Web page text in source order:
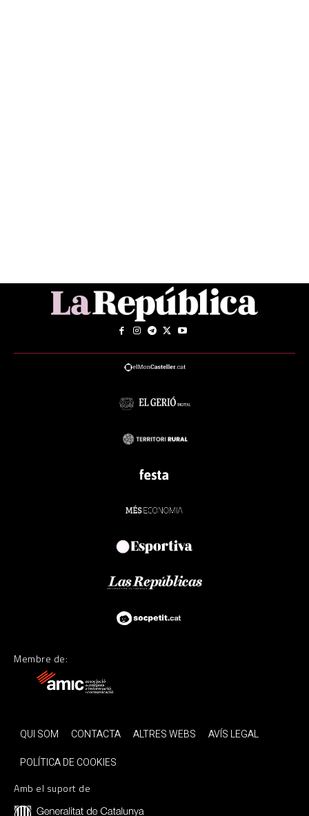
Membre de:
QUI SOM CONTACTA ALTRES WEBS
AVÍS LEGAL
POLÍTICA DE COOKIES
Amb el suport de